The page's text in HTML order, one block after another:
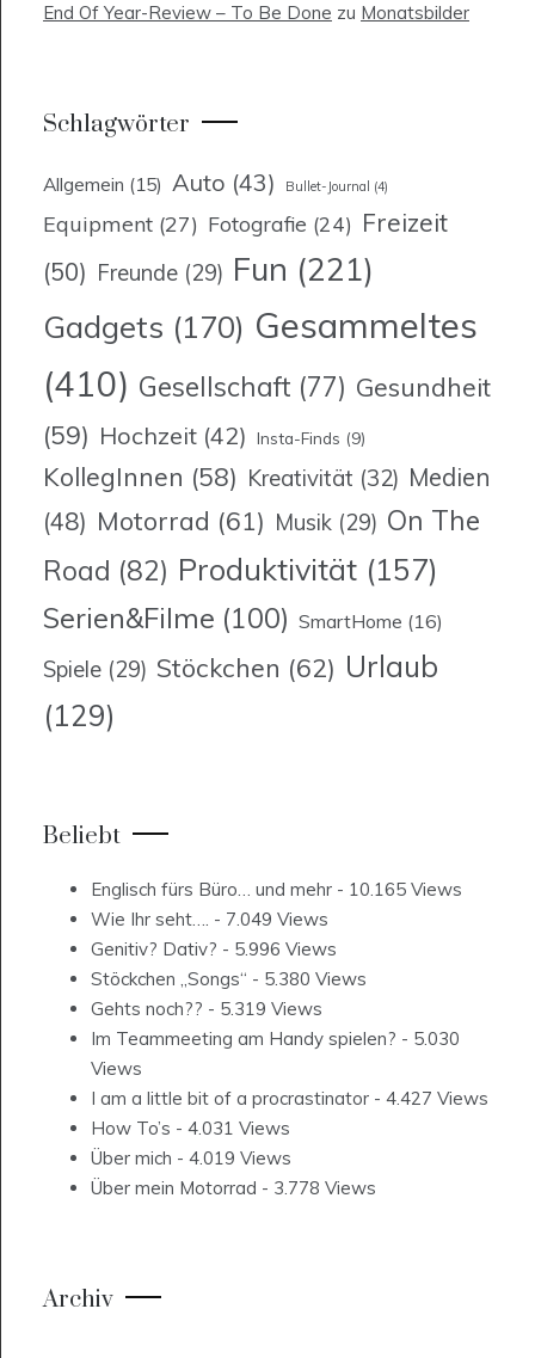
End Of Year-Review – To Be Done zu Monatsbilder
Schlagwörter
Allgemein (15) Auto (43) Bullet-Journal (4)
Equipment (27) Fotografie (24) Freizeit
(50) Freunde (29) Fun (221)
Gadgets (170) Gesammeltes
(410) Gesellschaft (77) Gesundheit
(59) Hochzeit (42) Insta-Finds (9)
KollegInnen (58) Kreativität (32) Medien
(48) Motorrad (61) Musik (29) On The
Road (82) Produktivität (157)
Serien&Filme (100) SmartHome (16)
Spiele (29) Stöckchen (62) Urlaub
(129)
Beliebt
Englisch fürs Büro… und mehr - 10.165 Views
Wie Ihr seht…. - 7.049 Views
Genitiv? Dativ? - 5.996 Views
Stöckchen „Songs“ - 5.380 Views
Gehts noch?? - 5.319 Views
Im Teammeeting am Handy spielen? - 5.030
Views
I am a little bit of a procrastinator - 4.427 Views
How To’s - 4.031 Views
Über mich - 4.019 Views
Über mein Motorrad - 3.778 Views
Archiv